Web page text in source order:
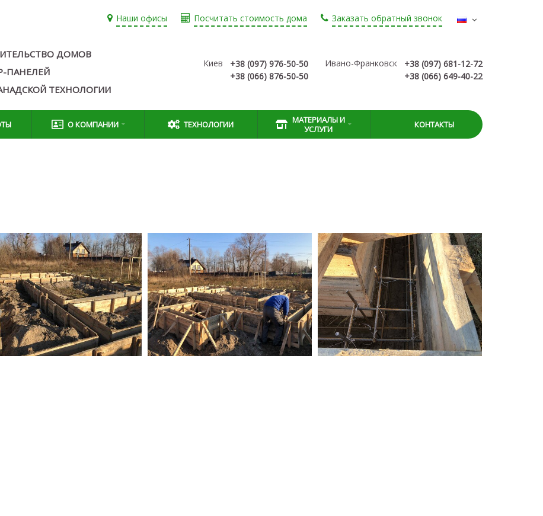
Наши офисы Посчитать стоимость дома Заказать обратный звонок
ДОМОВ
ПАНЕЛЕЙ
ТЕХНОЛОГИИ
Киев
+38 (097) 976-50-50
+38 (066) 876-50-50
Ивано-Франковск
+38 (097) 681-12-72
+38 (066) 649-40-22
О КОМПАНИИ ТЕХНОЛОГИИ
МАТЕРИАЛЫ И
УСЛУГИ
КОНТАКТЫ